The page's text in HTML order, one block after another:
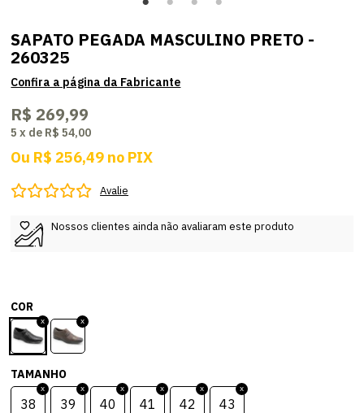
SAPATO PEGADA MASCULINO PRETO -
260325
R$ 269,99
5 x de R$ 54,00
Ou R$ 256,49 no PIX
Avalie
Nossos clientes ainda não avaliaram este produto
COR
TAMANHO
38 39 40 41 42 43